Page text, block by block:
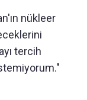
nükleer
tercih